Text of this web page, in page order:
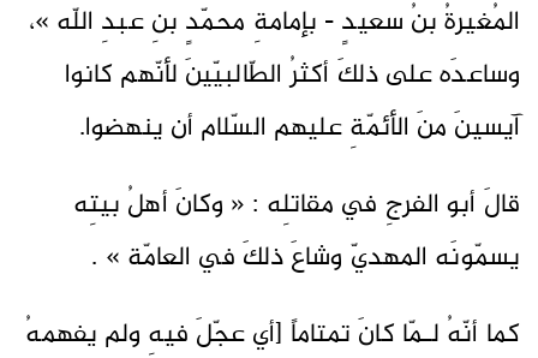
المُغيرةُ بنُ سعيدٍ - بإمامةِ محمّدٍ بنِ عبدِ اللّه »،
وساعدَه على ذلكَ أكثرُ الطّالبيّينَ لأنّهم كانوا
آيسينَ منَ الأئمّةِ عليهم السّلام أن ينهضوا.
قالَ أبو الفرجِ في مقاتلِه : « وكانَ أهلُ بيتِه
يسمّونَه المهديّ وشاعَ ذلكَ في العامّة » .
كما أنّهُ لـمّا كانَ تمتاماً [أي عجّلَ فيهِ ولم يفهمهُ